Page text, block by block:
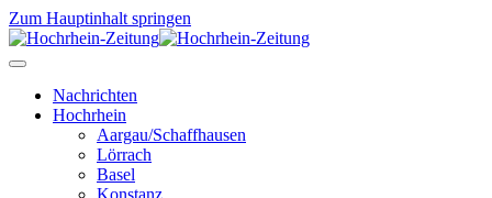
Zum Hauptinhalt springen
Nachrichten
Hochrhein
Aargau/Schaffhausen
Lörrach
Basel
Konstanz